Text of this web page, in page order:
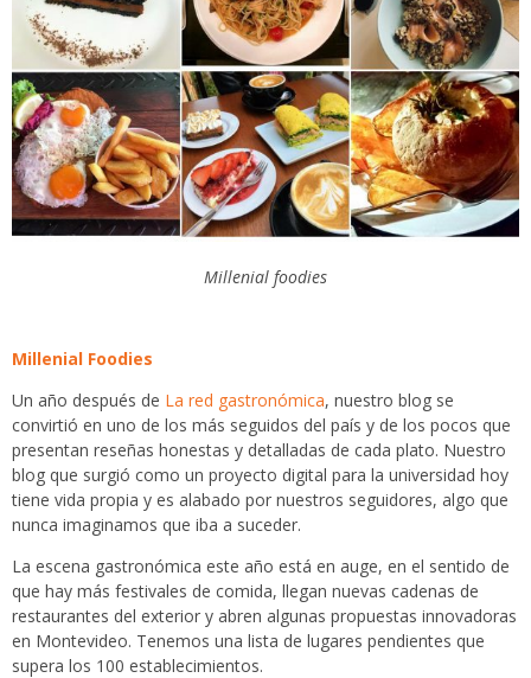
Millenial foodies
Millenial Foodies
Un año después de La red gastronómica, nuestro blog se
convirtió en uno de los más seguidos del país y de los pocos que
presentan reseñas honestas y detalladas de cada plato. Nuestro
blog que surgió como un proyecto digital para la universidad hoy
tiene vida propia y es alabado por nuestros seguidores, algo que
nunca imaginamos que iba a suceder.
La escena gastronómica este año está en auge, en el sentido de
que hay más festivales de comida, llegan nuevas cadenas de
restaurantes del exterior y abren algunas propuestas innovadoras
en Montevideo. Tenemos una lista de lugares pendientes que
supera los 100 establecimientos.